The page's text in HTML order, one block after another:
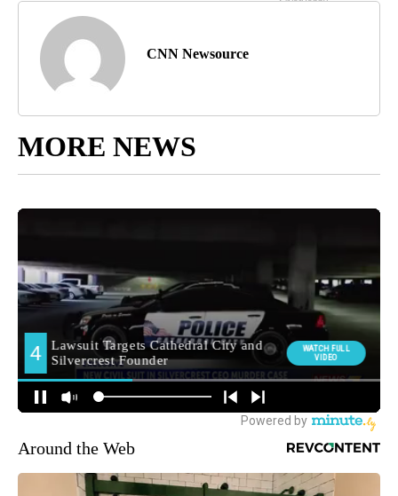
CNN Newsource
MORE NEWS
Around the Web